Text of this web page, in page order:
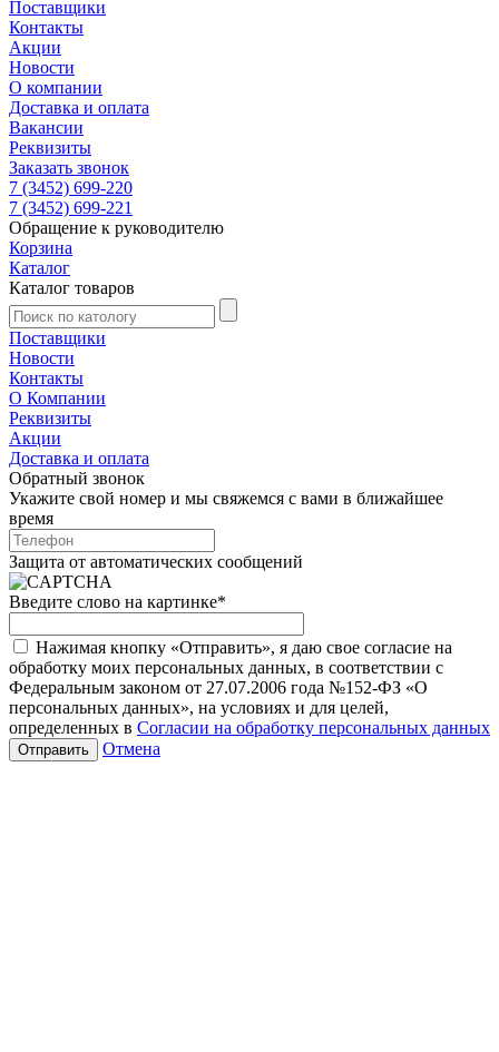
Поставщики
Контакты
Акции
Новости
О компании
Доставка и оплата
Вакансии
Реквизиты
Заказать звонок
7 (3452) 699-220
7 (3452) 699-221
Обращение к руководителю
Корзина
Каталог
Каталог товаров
Поставщики
Новости
Контакты
О Компании
Реквизиты
Акции
Доставка и оплата
Обратный звонок
Укажите свой номер и мы свяжемся с вами в ближайшее
время
Защита от автоматических сообщений
Введите слово на картинке*
Нажимая кнопку «Отправить», я даю свое согласие на
обработку моих персональных данных, в соответствии с
Федеральным законом от 27.07.2006 года №152-ФЗ «О
персональных данных», на условиях и для целей,
определенных в Согласии на обработку персональных данных
Отмена